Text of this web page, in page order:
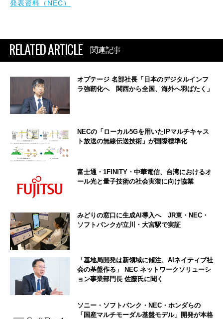
発表資料（NEC）
RELATED ARTICLE 関連記事
オプテージ 名部社長「日本のデジタルインフ
ラ強靭化へ 関西から全国、海外へ羽ばたく」
NECの「ローカル5Gを用いたIPマルチキャス
ト放送の無線伝送技術」が国際標準化
富士通・1FINITY・中華電信、台湾におけるオ
ール光と量子技術の社会実装に向け協業
みどりの窓口に生成AI導入へ JR東・NEC・
ソフトバンクが立川・大宮駅で実証
「基地局開発は新領域に傾注、AIネイティブ社
会の基盤作る」 NEC ネットワークソリューシ
ョン事業部門長 佐藤氏に聞く
ソニー・ソフトバンク・NEC・ホンダらの
「国産マルチモーダル基盤モデル」開発が本格